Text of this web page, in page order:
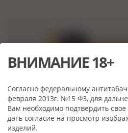
ВНИМАНИЕ 18+
Согласно федеральному
февраля 2013г. №15 ФЗ, для
Вам необходимо подтвердить
дать согласие на просмотр
изделий.